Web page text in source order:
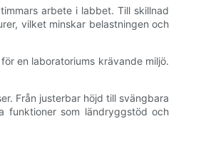
arbete i labbet. Till skillnad
vilket minskar belastningen och
en laboratoriums krävande miljö.
Från justerbar höjd till svängbara
funktioner som ländryggstöd och